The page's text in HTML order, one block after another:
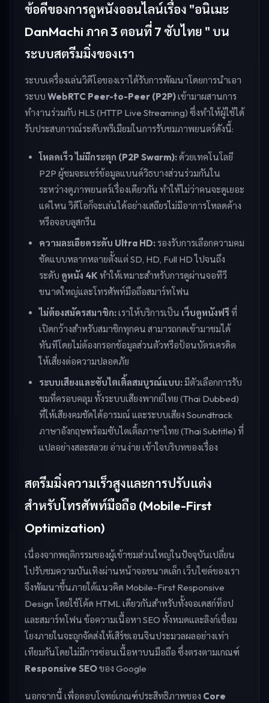
ข้อดีของการดูหนังออนไลน์เรื่อง "อนิเมะ
DanMachi ภาค 3 ตอนที่ 7 ซับไทย " บน
ระบบสตรีมมิ่งของเรา
ระบบเครื่องเล่นวิดีโอของเราได้รับการพัฒนาโดยการนำเอา
ระบบ WebRTC Peer-to-Peer (P2P)เข้ามาผสานการ
ทำงานร่วมกับ HLS (HTTP Live Streaming) ซึ่งทำให้ผู้ใช้ได้
รับประสบการณ์ระดับพรีเมียมในการรับชมภาพยนตร์ดังนี้:
โหลดเร็ว ไม่มีกระตุก (P2P Swarm):ด้วยเทคโนโลยี
P2P ผู้ชมจะแชร์ข้อมูลแบนด์วิธบางส่วนร่วมกันใน
ระหว่างดูภาพยนตร์เรื่องเดียวกัน ทำให้ไม่ว่าคนจะดูเยอะ
แค่ไหน วิดีโอก็จะเล่นได้อย่างเสถียรไม่มีอาการโหลดค้าง
หรือจอบลูสกรีน
ความละเอียดระดับ Ultra HD: รองรับการเลือกความคม
ชัดแบบหลากหลายตั้งแต่ SD, HD, Full HD ไปจนถึง
ระดับ ดูหนัง 4K ทำให้เหมาะสำหรับการดูผ่านจอทีวี
ขนาดใหญ่และโทรศัพท์มือถือสมาร์ทโฟน
ไม่ต้องสมัครสมาชิก:เราให้บริการเป็น เว็บดูหนังฟรีที่
เปิดกว้างสำหรับสมาชิกทุกคน สามารถกดเข้ามาชมได้
ทันทีโดยไม่ต้องกรอกข้อมูลส่วนตัวหรือป้อนบัตรเครดิต
ให้เสี่ยงต่อความปลอดภัย
ระบบเสียงและซับไตเติ้ลสมบูรณ์แบบ:มีตัวเลือกการรับ
ชมที่ครอบคลุม ทั้งระบบเสียงพากย์ไทย (Thai Dubbed)
ที่ให้เสียงคมชัดได้อารมณ์ และระบบเสียง Soundtrack
ภาษาอังกฤษพร้อมซับไตเติ้ลภาษาไทย (Thai Subtitle) ที่
แปลอย่างสละสลวย อ่านง่าย เข้าใจบริบทของเรื่อง
สตรีมมิ่งความเร็วสูงและการปรับแต่ง
สำหรับโทรศัพท์มือถือ (Mobile-First
Optimization)
เนื่องจากพฤติกรรมของผู้เข้าชมส่วนใหญ่ในปัจจุบันเปลี่ยน
ไปรับชมความบันเทิงผ่านหน้าจอขนาดเล็ก เว็บไซต์ของเรา
จึงพัฒนาขึ้นภายใต้แนวคิด Mobile-First Responsive
Design โดยใช้โค้ด HTML เดียวกันสำหรับทั้งจอเดสก์ท็อป
และสมาร์ทโฟน ข้อความเนื้อหา SEO ทั้งหมดและลิงก์เชื่อม
โยงภายในจะถูกจัดส่งให้เสิร์ชเอนจินประมวลผลอย่างเท่า
เทียมกันโดยไม่มีการซ่อนเนื้อหาบนมือถือ ซึ่งตรงตามเกณฑ์
Responsive SEOของ Google
นอกจากนี้ เพื่อตอบโจทย์เกณฑ์ประสิทธิภาพของ Core